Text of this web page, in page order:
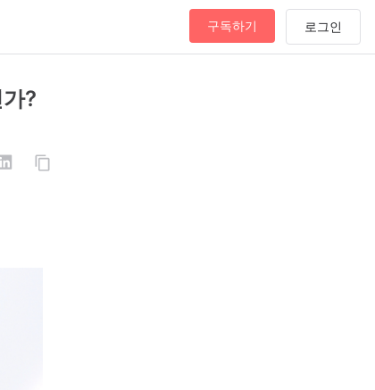
구독하기
?